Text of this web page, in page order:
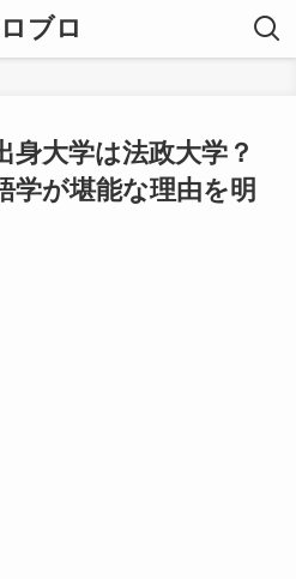
ブロ
身大学は法政大学？
学が堪能な理由を明